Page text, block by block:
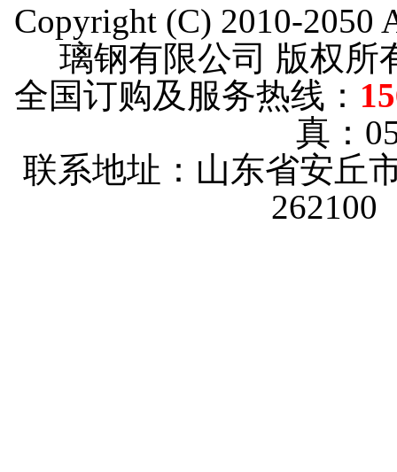
Copyright (C) 2010-2050
璃钢有限公司 版权
全国订购及服务热线：
真：
联系地址：山东省安丘